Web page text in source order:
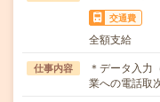
交通費
全額支給
仕事内容
＊データ入力
業への電話取